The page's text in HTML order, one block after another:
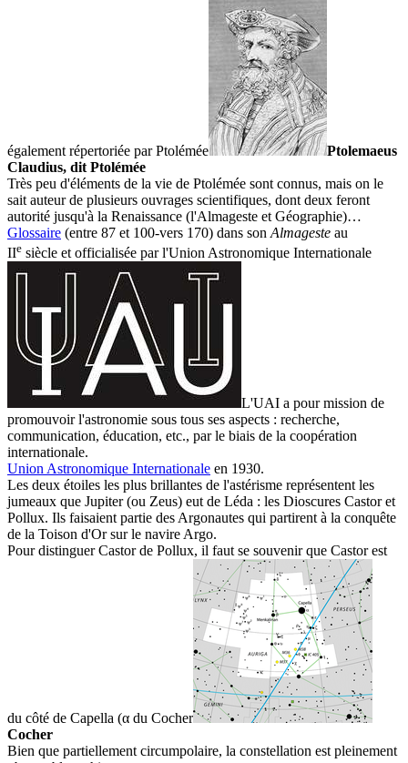
également répertoriée parPtolémée
Ptolemaeus
Claudius, dit Ptolémée
Très peu d'éléments de la vie de Ptolémée sont connus, mais on le
sait auteur de plusieurs ouvrages scientifiques, dont deux feront
autorité jusqu'à la Renaissance (l'Almageste et Géographie)…
Glossaire (entre 87 et 100-vers 170) dans son Almageste au
IIe siècle et officialisée par l'Union Astronomique Internationale
L'UAI a pour mission de
promouvoir l'astronomie sous tous ses aspects : recherche,
communication, éducation, etc., par le biais de la coopération
internationale.
Union Astronomique Internationale en 1930.
Les deux étoiles les plus brillantes de l'astérisme représentent les
jumeaux que Jupiter (ou Zeus) eut de Léda : les Dioscures Castor et
Pollux. Ils faisaient partie des Argonautes qui partirent à la conquête
de la Toison d'Or sur le navire Argo.
Pour distinguer Castor de Pollux, il faut se souvenir que Castor est
du côté de Capella (α du Cocher
Cocher
Bien que partiellement circumpolaire, la constellation est pleinement